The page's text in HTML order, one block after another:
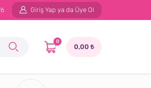
Giriş Yap ya da Üye Ol
0
0,00